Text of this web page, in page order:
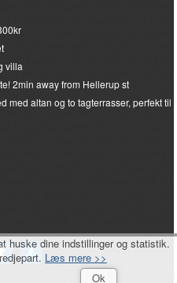
villa
2min away from Hellerup st
med altan og to tagterrasser, perfekt til
Ok
huske dine indstillinger og statistik.
Læs mere >>